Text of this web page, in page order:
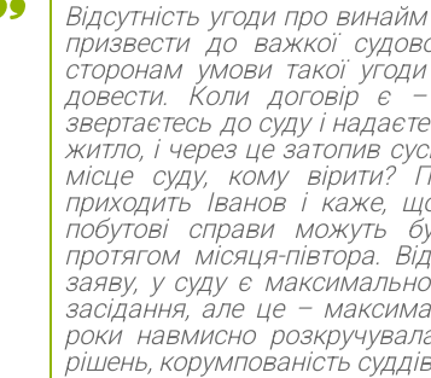
Відсутність угоди про
призвести до важкої
сторонам умови такої
довести. Коли договір є
звертаєтесь до суду і
житло, і через це затопив
місце суду, кому вірити?
приходить Іванов і каже,
побутові справи можуть
протягом місяця-півтора.
заяву, у суду є
засідання, але це –
роки навмисно
рішень, корумпованість